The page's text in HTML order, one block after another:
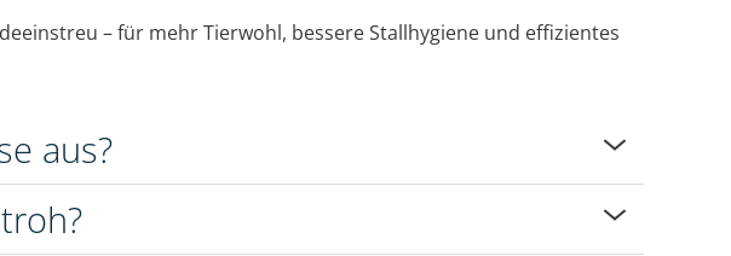
– für mehr Tierwohl, bessere Stallhygiene und effizientes
aus?